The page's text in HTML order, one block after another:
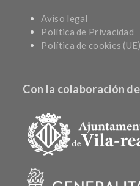
Aviso legal
Política de Privacidad
Política de cookies (UE)
Con la colaboración